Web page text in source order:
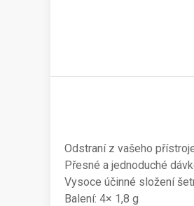
Odstraní z vašeho
Přesné a jednoduché
Vysoce účinné složení
Balení: 4× 1,8 g